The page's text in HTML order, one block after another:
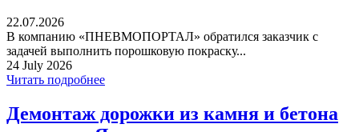
22.07.2026
В компанию «ПНЕВМОПОРТАЛ» обратился заказчик с
задачей выполнить порошковую покраску...
24 July 2026
Читать подробнее
Демонтаж дорожки из камня и бетона